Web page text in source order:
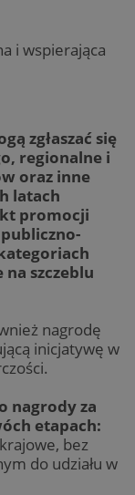
i wspierająca
zgłaszać się
regionalne i
oraz inne
latach
promocji
szczeblu
nagrodę
inicjatywę w
nagrody za
etapach:
bez
do udziału w